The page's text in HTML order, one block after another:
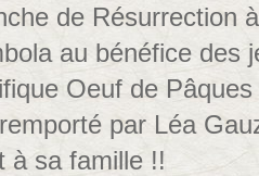
de Résurrection
au bénéfice des
Oeuf de
par Léa
à sa famille !!